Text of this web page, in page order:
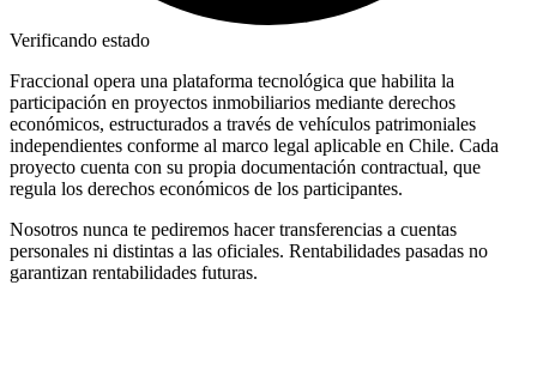
Verificando estado
Fraccional opera una plataforma tecnológica que habilita la
participación en proyectos inmobiliarios mediante derechos
económicos, estructurados a través de vehículos patrimoniales
independientes conforme al marco legal aplicable en Chile. Cada
proyecto cuenta con su propia documentación contractual, que
regula los derechos económicos de los participantes.
Nosotros nunca te pediremos hacer transferencias a cuentas
personales ni distintas a las oficiales. Rentabilidades pasadas no
garantizan rentabilidades futuras.